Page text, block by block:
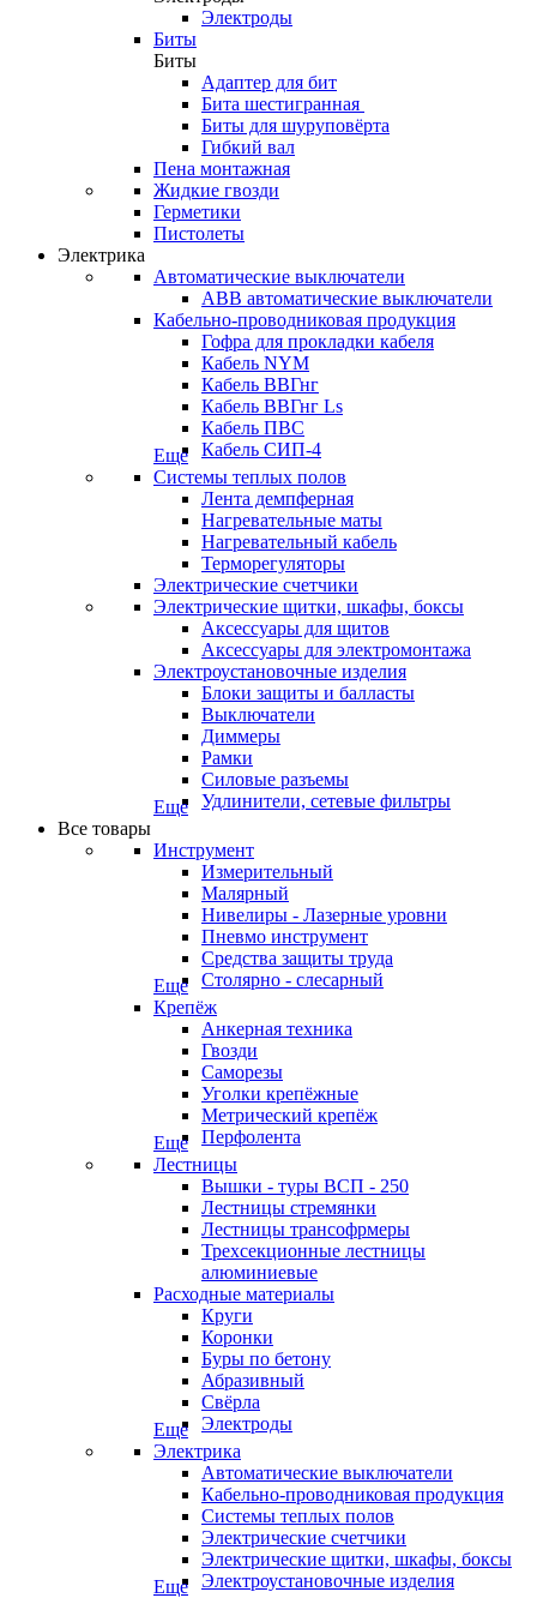
Электроды
Биты
Биты
Адаптер для бит
Бита шестигранная
Биты для шуруповёрта
Гибкий вал
Пена монтажная
Жидкие гвозди
Герметики
Пистолеты
Электрика
Автоматические выключатели
ABB автоматические выключатели
Кабельно-проводниковая продукция
Гофра для прокладки кабеля
Кабель NYM
Кабель ВВГнг
Кабель ВВГнг Ls
Кабель ПВС
Кабель СИП-4
Еще
Системы теплых полов
Лента демпферная
Нагревательные маты
Нагревательный кабель
Терморегуляторы
Электрические счетчики
Электрические щитки, шкафы, боксы
Аксессуары для щитов
Аксессуары для электромонтажа
Электроустановочные изделия
Блоки защиты и балласты
Выключатели
Диммеры
Рамки
Силовые разъемы
Удлинители, сетевые фильтры
Еще
Все товары
Инструмент
Измерительный
Малярный
Нивелиры - Лазерные уровни
Пневмо инструмент
Средства защиты труда
Столярно - слесарный
Еще
Крепёж
Анкерная техника
Гвозди
Саморезы
Уголки крепёжные
Метрический крепёж
Перфолента
Еще
Лестницы
Вышки - туры ВСП - 250
Лестницы стремянки
Лестницы трансофрмеры
Трехсекционные лестницы
алюминиевые
Расходные материалы
Круги
Коронки
Буры по бетону
Абразивный
Свёрла
Электроды
Еще
Электрика
Автоматические выключатели
Кабельно-проводниковая продукция
Системы теплых полов
Электрические счетчики
Электрические щитки, шкафы, боксы
Электроустановочные изделия
Еще